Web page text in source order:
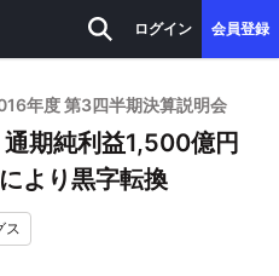
ログイン 会員登録
年度 第3四半期決算説明会
期純利益1,500億円
より黒字転換
ス